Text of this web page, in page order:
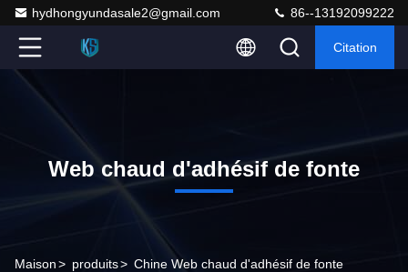
hydhongyundasale2@gmail.com 86--13192099222
Citation
Web chaud d'adhésif de fonte
Maison> produits> Chine Web chaud d'adhésif de fonte